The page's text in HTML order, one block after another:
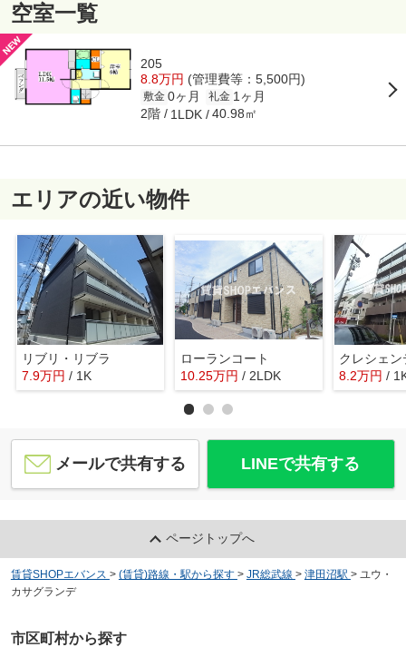
空室一覧
205
8.8万円 (管理費等：5,500円)
敷金 0ヶ月 礼金 1ヶ月
2階 1LDK 40.98㎡
エリアの近い物件
リブリ・リブラ
7.9万円 / 1K
ローランコート
10.25万円 / 2LDK
クレシェン
8.2万円 /
メールで共有する LINEで共有する
ページトップへ
賃貸SHOPエバンス > (賃貸)路線・駅から探す > JR総武線 > 津田沼駅 > ユウ・
カサグランデ
市区町村から探す